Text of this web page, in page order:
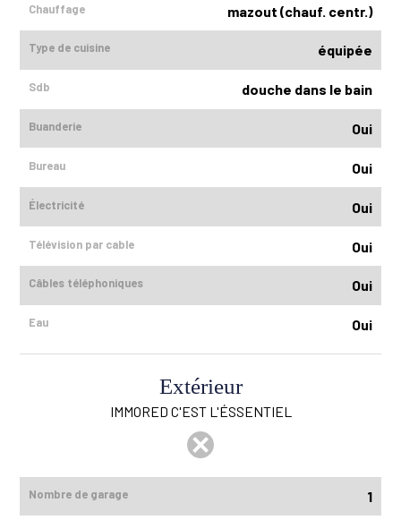
Chauffage mazout (chauf. centr.)
Type de cuisine équipée
Sdb douche dans le bain
Buanderie Oui
Bureau Oui
Électricité Oui
Télévision par cable Oui
Câbles téléphoniques Oui
Eau Oui
Extérieur
IMMORED C'EST L'ÉSSENTIEL
Nombre de garage 1